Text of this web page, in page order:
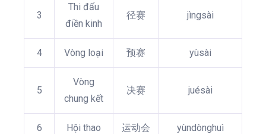
3
Thi đấu
điền kinh
径赛 jìngsài
4 Vòng loại 预赛 yùsài
5
Vòng
chung kết
决赛 juésài
6 Hội thao 运动会 yùndònghuì